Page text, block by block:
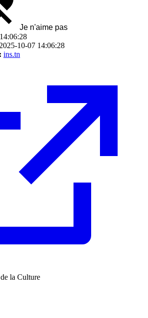
Je n'aime pas
10-07 14:06:28
ins.tn
la Culture